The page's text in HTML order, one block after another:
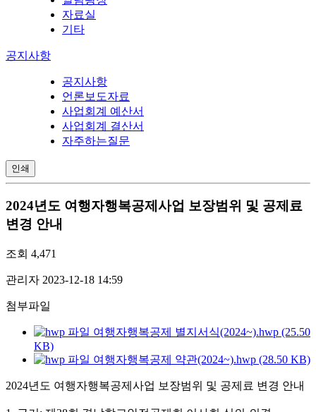
자료실
기타
공지사항
공지사항
언론보도자료
사업회계 예산서
사업회계 결산서
자주하는질문
인쇄
2024년도 여행자행복공제사업 보장범위 및 공제료
변경 안내
조회 4,471
관리자 2023-12-18 14:59
첨부파일
여행자행복공제 별지서식(2024~).hwp (25.50
KB)
여행자행복공제 약관(2024~).hwp (28.50 KB)
2024년도 여행자행복공제사업 보장범위 및 공제료 변경 안내